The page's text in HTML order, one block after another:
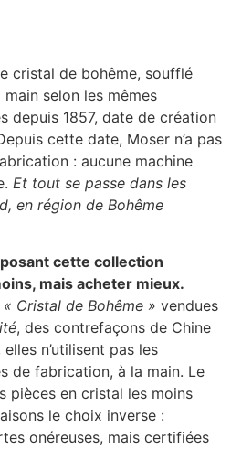
cristal de bohême, soufflé
selon les mêmes
depuis 1857, date de création
cette date, Moser n’a pas
: aucune machine
Et tout se passe dans les
en région de Bohême
cette collection
mais acheter mieux.
« Cristal de Bohême » vendues
, des contrefaçons de Chine
n’utilisent pas les
de fabrication, à la main. Le
pièces en cristal les moins
le choix inverse :
onéreuses, mais certifiées